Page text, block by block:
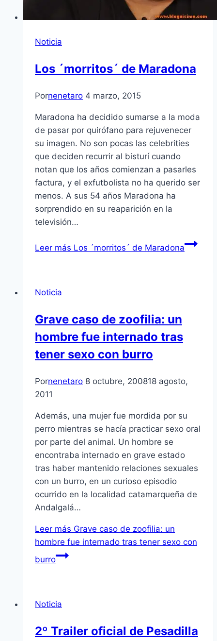
Noticia
Los ´morritos´ de Maradona
Pornenetaro 4 marzo, 2015
Maradona ha decidido sumarse a la moda
de pasar por quirófano para rejuvenecer
su imagen. No son pocas las celebrities
que deciden recurrir al bisturí cuando
notan que los años comienzan a pasarles
factura, y el exfutbolista no ha querido ser
menos. A sus 54 años Maradona ha
sorprendido en su reaparición en la
televisión…
Leer más Los ´morritos´ de Maradona
Noticia
Grave caso de zoofilia: un
hombre fue internado tras
tener sexo con burro
Pornenetaro 8 octubre, 200818 agosto,
2011
Además, una mujer fue mordida por su
perro mientras se hací­a practicar sexo oral
por parte del animal. Un hombre se
encontraba internado en grave estado
tras haber mantenido relaciones sexuales
con un burro, en un curioso episodio
ocurrido en la localidad catamarqueña de
Andalgalá…
Leer más Grave caso de zoofilia: un
hombre fue internado tras tener sexo con
burro
Noticia
2º Trailer oficial de Pesadilla